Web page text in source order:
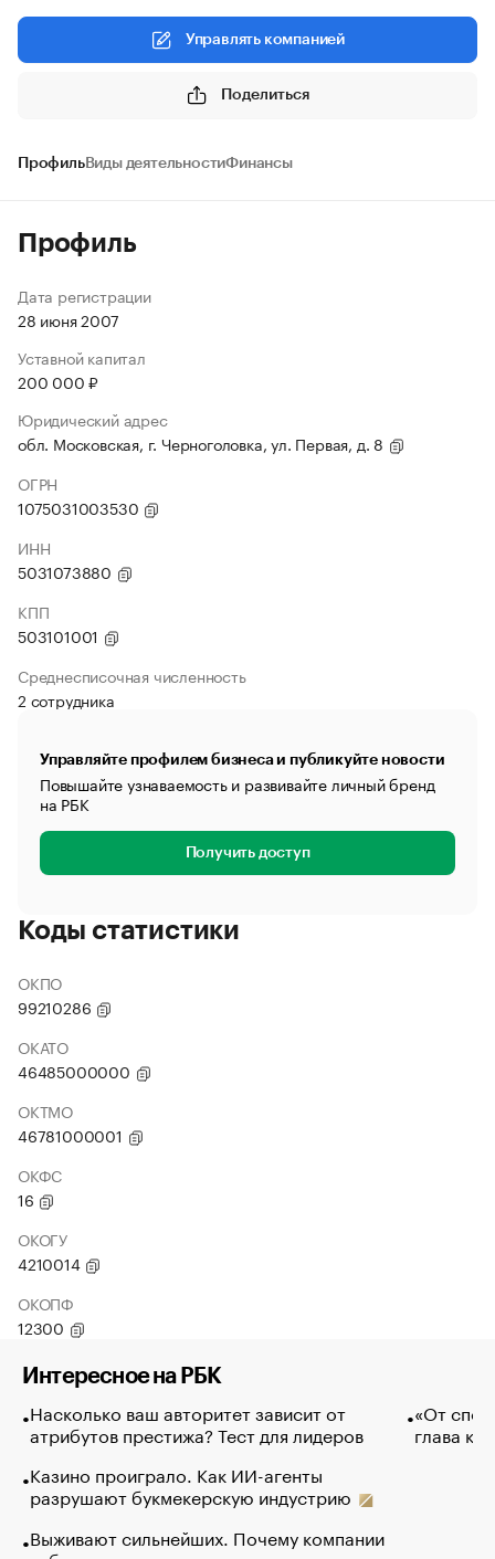
Управлять компанией
Поделиться
ПрофильВиды деятельностиФинансы
Профиль
Дата регистрации
28 июня 2007
Уставной капитал
200 000 ₽
Юридический адрес
обл. Московская, г. Черноголовка, ул. Первая, д. 8
ОГРН
1075031003530
ИНН
5031073880
КПП
503101001
Среднесписочная численность
2 сотрудника
Управляйте профилем бизнеса и публикуйте новости
Повышайте узнаваемость и развивайте личный бренд
на РБК
Получить доступ
Коды статистики
ОКПО
99210286
ОКАТО
46485000000
ОКТМО
46781000001
ОКФС
16
ОКОГУ
4210014
ОКОПФ
12300
Интересное на РБК
Насколько ваш авторитет зависит от
атрибутов престижа? Тест для лидеров
Казино проиграло. Как ИИ-агенты
разрушают букмекерскую индустрию
Выживают сильнейших. Почему компании
«От
глава